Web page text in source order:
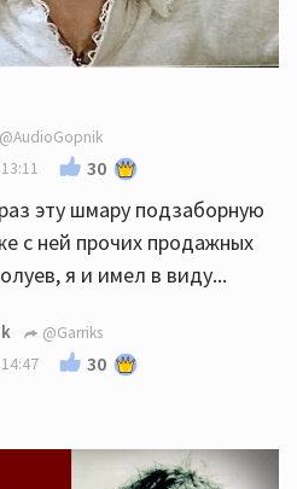
@AudioGopnik
30
эту шмару подзаборную
с ней прочих продажных
я и имел в виду...
@Garriks
30